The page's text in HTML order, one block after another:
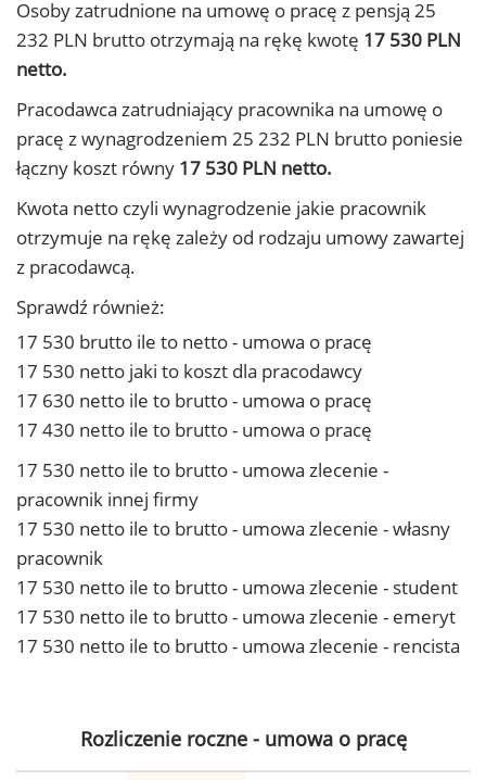
Osoby zatrudnione na umowę o pracę z pensją 25
232 PLN brutto otrzymają na rękę kwotę 17 530 PLN
netto.
Pracodawca zatrudniający pracownika na umowę o
pracę z wynagrodzeniem 25 232 PLN brutto poniesie
łączny koszt równy 17 530 PLN netto.
Kwota netto czyli wynagrodzenie jakie pracownik
otrzymuje na rękę zależy od rodzaju umowy zawartej
z pracodawcą.
Sprawdź również:
17 530 brutto ile to netto - umowa o pracę
17 530 netto jaki to koszt dla pracodawcy
17 630 netto ile to brutto - umowa o pracę
17 430 netto ile to brutto - umowa o pracę
17 530 netto ile to brutto - umowa zlecenie -
pracownik innej firmy
17 530 netto ile to brutto - umowa zlecenie - własny
pracownik
17 530 netto ile to brutto - umowa zlecenie - student
17 530 netto ile to brutto - umowa zlecenie - emeryt
17 530 netto ile to brutto - umowa zlecenie - rencista
Rozliczenie roczne - umowa o pracę